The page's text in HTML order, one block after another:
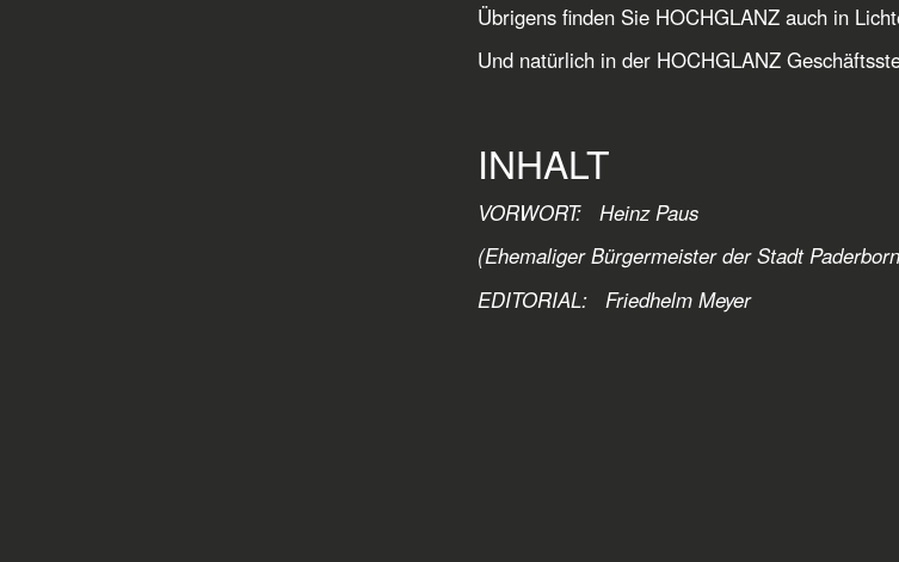
Übrigens finden Sie HOCHGLANZ auch in
Und natürlich in der HOCHGLANZ
INHALT
VORWORT: Heinz Paus
(Ehemaliger Bürgermeister der Stadt
EDITORIAL:
Friedhelm Meyer